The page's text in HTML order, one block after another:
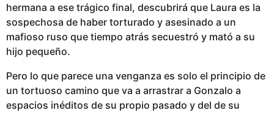
hermana a ese trágico final, descubrirá que Laura es la
sospechosa de haber torturado y asesinado a un
mafioso ruso que tiempo atrás secuestró y mató a su
hijo pequeño.
Pero lo que parece una venganza es solo el principio de
un tortuoso camino que va a arrastrar a Gonzalo a
espacios inéditos de su propio pasado y del de su